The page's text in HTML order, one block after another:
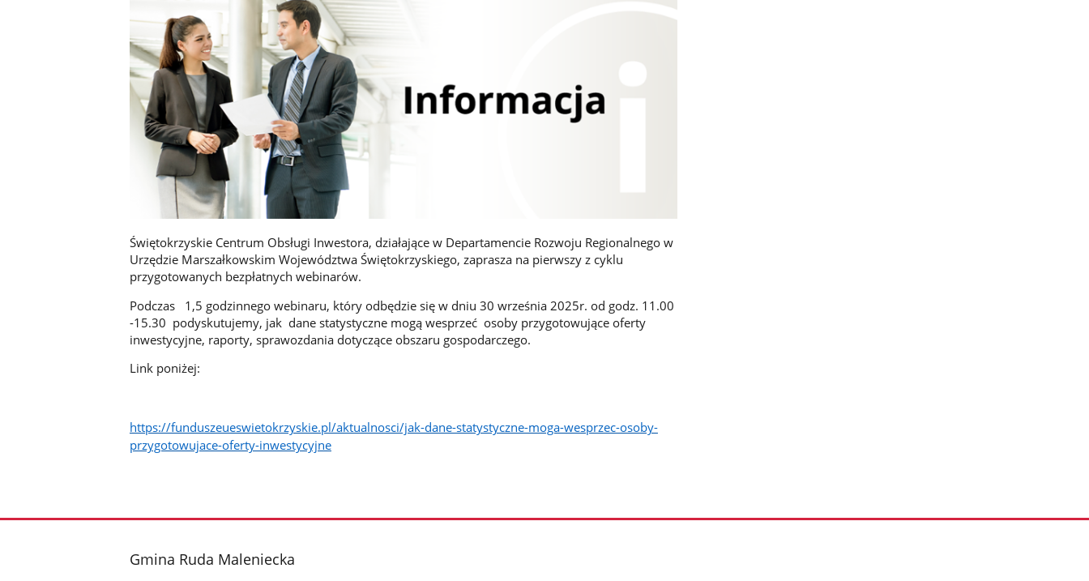
Świętokrzyskie Centrum Obsługi Inwestora, działające w Departamencie Rozwoju Regionalnego w
Urzędzie Marszałkowskim Województwa Świętokrzyskiego, zaprasza na pierwszy z cyklu
przygotowanych bezpłatnych webinarów.
Podczas 1,5 godzinnego webinaru, który odbędzie się w dniu 30 września 2025r. od godz. 11.00
-15.30 podyskutujemy, jak dane statystyczne mogą wesprzeć osoby przygotowujące oferty
inwestycyjne, raporty, sprawozdania dotyczące obszaru gospodarczego.
Link poniżej:
https://funduszeueswietokrzyskie.pl/aktualnosci/jak-dane-statystyczne-moga-wesprzec-osoby-
przygotowujace-oferty-inwestycyjne
stopka
Gmina Ruda Maleniecka